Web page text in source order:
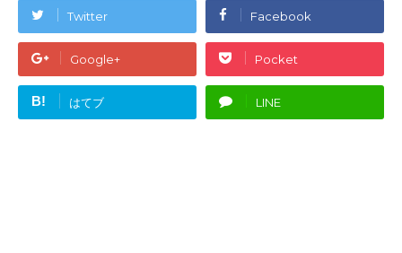
Twitter Facebook
Google+ Pocket
B! はてブ LINE